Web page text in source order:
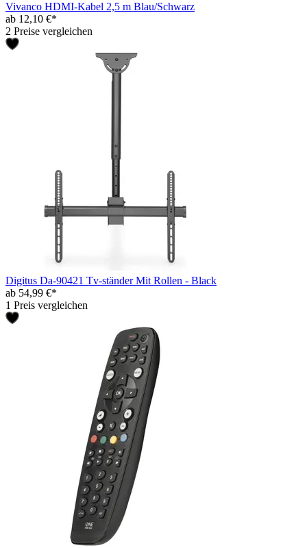
Vivanco HDMI-Kabel 2,5 m Blau/Schwarz
ab 12,10 €*
2 Preise vergleichen
Digitus Da-90421 Tv-ständer Mit Rollen - Black
ab 54,99 €*
1 Preis vergleichen